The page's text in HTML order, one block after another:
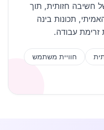
חשיבה חזותית, תוך
תכונות בינה
זרימת עבודה.
חוויית משתמש